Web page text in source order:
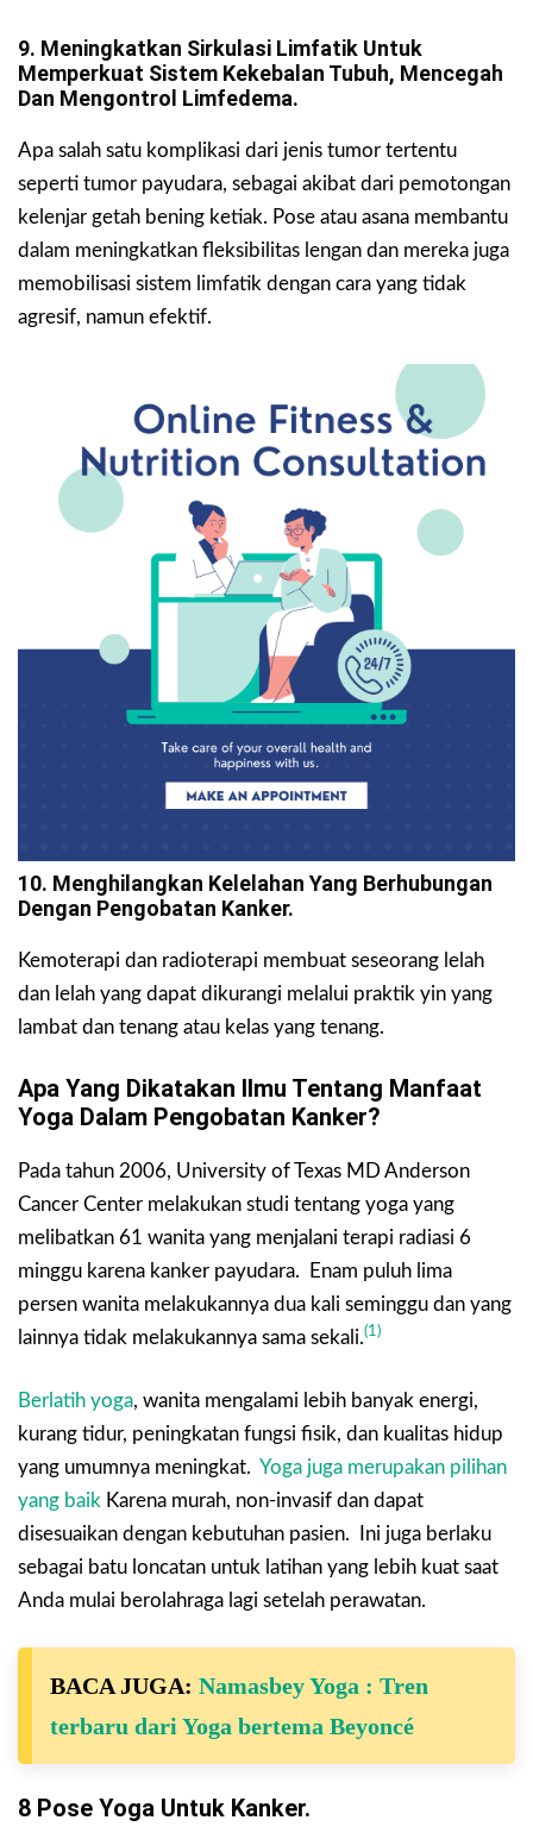
9. Meningkatkan Sirkulasi Limfatik Untuk
Memperkuat Sistem Kekebalan Tubuh, Mencegah
Dan Mengontrol Limfedema.
Apa salah satu komplikasi dari jenis tumor tertentu
seperti tumor payudara, sebagai akibat dari pemotongan
kelenjar getah bening ketiak. Pose atau asana membantu
dalam meningkatkan fleksibilitas lengan dan mereka juga
memobilisasi sistem limfatik dengan cara yang tidak
agresif, namun efektif.
10. Menghilangkan Kelelahan Yang Berhubungan
Dengan Pengobatan Kanker.
Kemoterapi dan radioterapi membuat seseorang lelah
dan lelah yang dapat dikurangi melalui praktik yin yang
lambat dan tenang atau kelas yang tenang.
Apa Yang Dikatakan Ilmu Tentang Manfaat
Yoga Dalam Pengobatan Kanker?
Pada tahun 2006, University of Texas MD Anderson
Cancer Center melakukan studi tentang yoga yang
melibatkan 61 wanita yang menjalani terapi radiasi 6
minggu karena kanker payudara. Enam puluh lima
persen wanita melakukannya dua kali seminggu dan yang
lainnya tidak melakukannya sama sekali.(1)
Berlatih yoga, wanita mengalami lebih banyak energi,
kurang tidur, peningkatan fungsi fisik, dan kualitas hidup
yang umumnya meningkat. Yoga juga merupakan pilihan
yang baik Karena murah, non-invasif dan dapat
disesuaikan dengan kebutuhan pasien. Ini juga berlaku
sebagai batu loncatan untuk latihan yang lebih kuat saat
Anda mulai berolahraga lagi setelah perawatan.
BACA JUGA: Namasbey Yoga : Tren
terbaru dari Yoga bertema Beyoncé
8 Pose Yoga Untuk Kanker.